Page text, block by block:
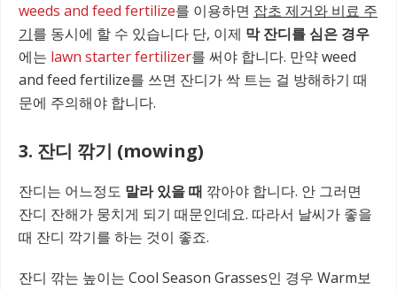
weeds and feed fertilize를 이용하면 잡초 제거와 비료 주
기를 동시에 할 수 있습니다 단, 이제 막 잔디를 심은 경우
에는 lawn starter fertilizer를 써야 합니다. 만약 weed
and feed fertilize를 쓰면 잔디가 싹 트는 걸 방해하기 때
문에 주의해야 합니다.
3. 잔디 깎기 (mowing)
잔디는 어느정도 말라 있을 때 깎아야 합니다. 안 그러면
잔디 잔해가 뭉치게 되기 때문인데요. 따라서 날씨가 좋을
때 잔디 깍기를 하는 것이 좋죠.
잔디 깎는 높이는 Cool Season Grasses인 경우 Warm보